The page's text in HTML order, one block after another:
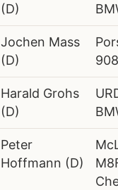
(D)
Jochen Mass
(D)
Harald Grohs
(D)
Peter
Hoffmann (D)